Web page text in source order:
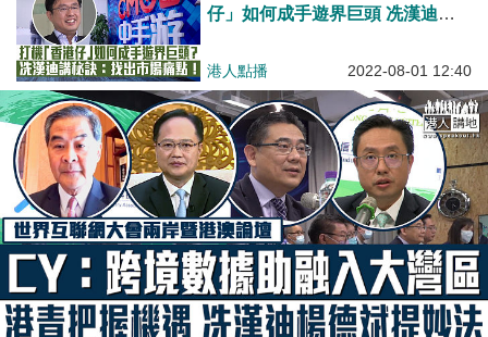
仔」如何成手遊界巨頭 冼漢迪講
港人點播 2022-08-01 12:40